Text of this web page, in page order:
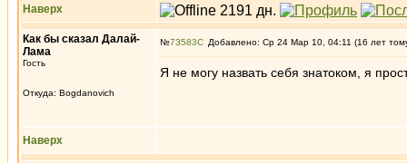
Наверх
Как бы сказал Далай-
Лама
Гость
Откуда: Bogdanovich
№73583 Добавлено: Ср 24 Мар 10, 04:11 (16 лет
Я не могу назвать себя знатоком, я
Наверх